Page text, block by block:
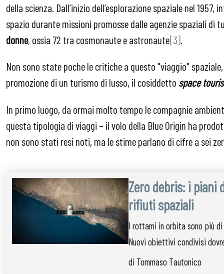
della scienza. Dall’inizio dell’esplorazione spaziale nel
spazio durante missioni promosse dalle agenzie spaziali
donne, ossia 72 tra cosmonaute e astronaute[3]
Non sono state poche le critiche a questo "viaggio"
promozione di un turismo di lusso, il cosiddetto space
In primo luogo, da ormai molto tempo le compagnie
questa tipologia di viaggi – il volo della Blue Origin ha
non sono stati resi noti, ma le stime parlano di cifre a sei
Zero debris: i piani
rifiuti spaziali
I rottami in orbita sono più
Nuovi obiettivi condivisi
di Tommaso Tautonico